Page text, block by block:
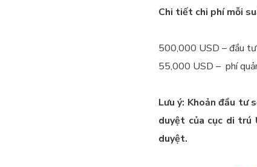
Chi tiết chi phí mỗi
500,000 USD – đầu
55,000 USD – phí
Lưu ý: Khoản đầu tư
duyệt của cục di trú
duyệt.